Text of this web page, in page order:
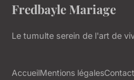
Fredbayle Mariage
Le tumulte serein de l'art de
AccueilMentions légalesContact